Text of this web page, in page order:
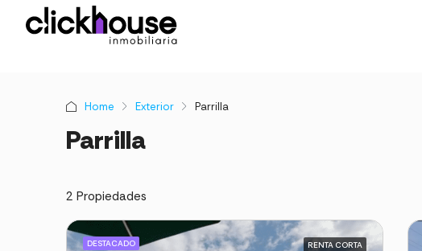
Home Exterior Parrilla
Parrilla
2 Propiedades
DESTACADO RENTA CORTA